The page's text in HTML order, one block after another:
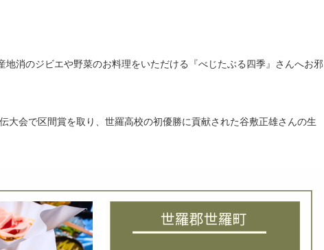
地消のジビエや野菜のお料理をいただける『べじたぶる四季』さんへお邪
大会で区間賞を取り、世羅高校の初優勝に貢献された谷敷正雄さんの生